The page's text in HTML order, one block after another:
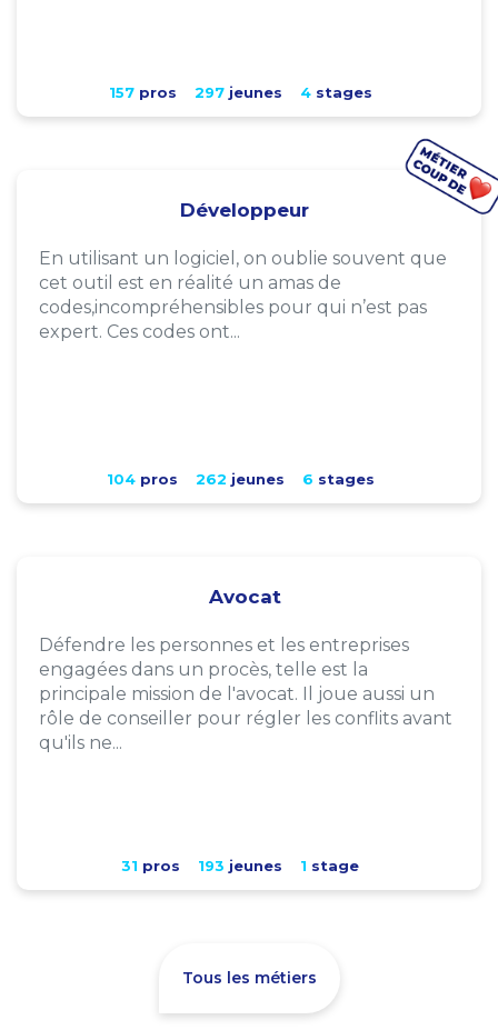
157pros 297jeunes 4stages
Développeur
En utilisant un logiciel, on oublie souvent que
cet outil est en réalité un amas de
codes,incompréhensibles pour qui n’est pas
expert. Ces codes ont...
104pros 262 jeunes 6 stages
Avocat
Défendre les personnes et les entreprises
engagées dans un procès, telle est la
principale mission de l'avocat. Il joue aussi un
rôle de conseiller pour régler les conflits avant
qu'ils ne...
31 pros 193 jeunes 1 stage
Tous les métiers